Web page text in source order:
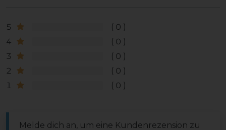
5
0
4
0
3
0
2
0
1
0
Melde dich an, um eine Kundenrezension zu